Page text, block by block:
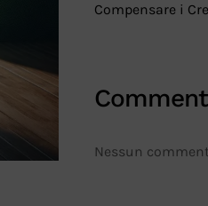
Compensare i
Nessun